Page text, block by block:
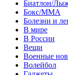
Биатлон/
Бокс/MMA
Болезни и
В мире
В России
Вещи
Военные
Волейбол